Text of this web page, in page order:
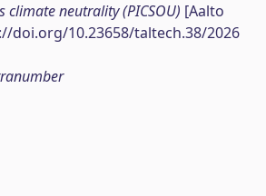
climate neutrality (PICSOU) [Aalto
doi.org/10.23658/taltech.38/2026